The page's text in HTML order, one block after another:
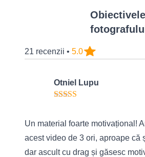
21 recenzii • 5.0
Otniel Lupu
Un material foarte motivațional!
acest video de 3 ori, aproape că
dar ascult cu drag și găsesc